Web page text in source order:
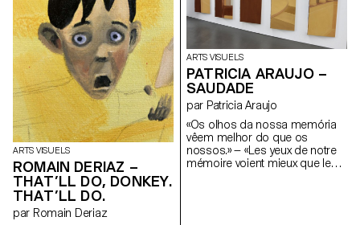
performatif afin de pouvoir
naviguer le monde de manière
"compréhensible". Avec une
activation de textes de Laurène
Marx, Tom Grbic, Josephine
Gilles Harris et Adel Tincelin,
c'est aussi un effort pour
s'inscrire dans une lignée, une
Histoire queer critique et
chaleureuse.
ARTS VISUELS
ROMAIN DERIAZ –
THAT’LL DO, DONKEY.
THAT’LL DO.
par Romain Deriaz
ARTS VISUELS
PATRICIA ARAUJO –
SAUDADE
par Patricia Araujo
«Os olhos da nossa memória
vêem melhor do que os
nossos.» — «Les yeux de notre
mémoire voient mieux que les